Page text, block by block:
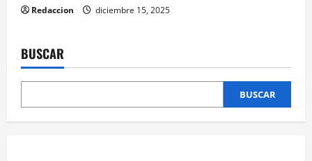
Redaccion diciembre 15, 2025
BUSCAR
BUSCAR